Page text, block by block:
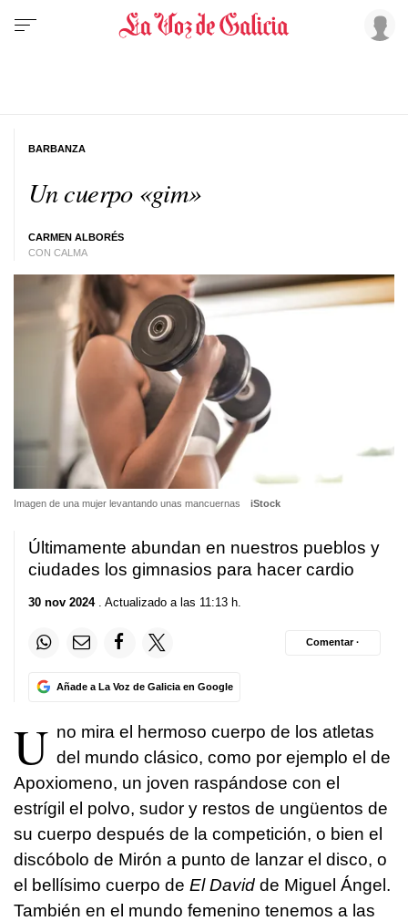
Un cuerpo «gim»
CARMEN ALBORÉS
CON CALMA
BARBANZA
Imagen de una mujer levantando unas mancuernas iStock
Últimamente abundan en nuestros pueblos y
ciudades los gimnasios para hacer cardio
30 nov 2024. Actualizado a las 11:13 h.
Añade a La Voz de Galicia en Google
Comentar ·
U no mira el hermoso cuerpo de los atletas
del mundo clásico, como por ejemplo el de
Apoxiomeno, un joven raspándose con el
estrígil el polvo, sudor y restos de ungüentos de
su cuerpo después de la competición, o bien el
discóbolo de Mirón a punto de lanzar el disco, o
el bellísimo cuerpo de El David de Miguel Ángel.
También en el mundo femenino tenemos a las